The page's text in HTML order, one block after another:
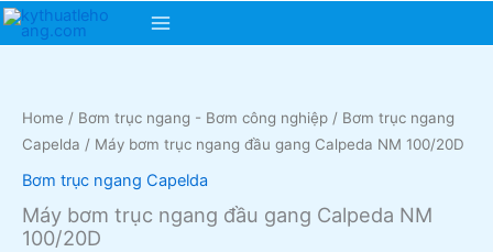
Skip
Main
Home / Bơm trục ngang - Bơm công nghiệp / Bơm trục ngang
Capelda / Máy bơm trục ngang đầu gang Calpeda NM 100/20D
Bơm trục ngang Capelda
Máy bơm trục ngang đầu gang Calpeda NM
100/20D